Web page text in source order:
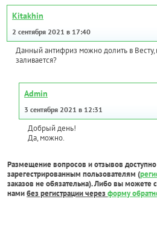
Kitakhin
2 сентября 2021 в 17:40
Данный антифриз можно долить в
заливается?
Admin
3 сентября 2021 в 12:31
Добрый день!
Да, можно.
Размещение вопросов и отзывов доступно
зарегестрированным пользователям (
заказов не обязательна). Либо вы можете
намибез регистрации через форму